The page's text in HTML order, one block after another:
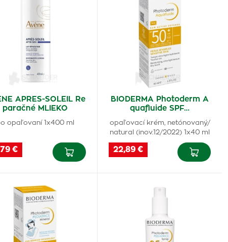
APRES-SOLEIL Re
paračné MLIEKO
opaľovaní 1x400 ml
€
BIODERMA Photoderm A
quafluide SPF…
opaľovací krém, netónovaný/
natural (inov.12/2022) 1x40 ml
22,89 €